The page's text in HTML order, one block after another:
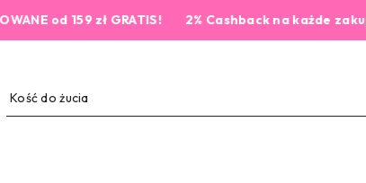
od 159 zł GRATIS! 2% Cashback na każde zakupy💰